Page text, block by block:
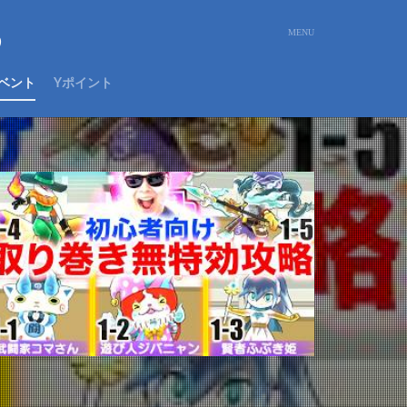
ント Yポイント